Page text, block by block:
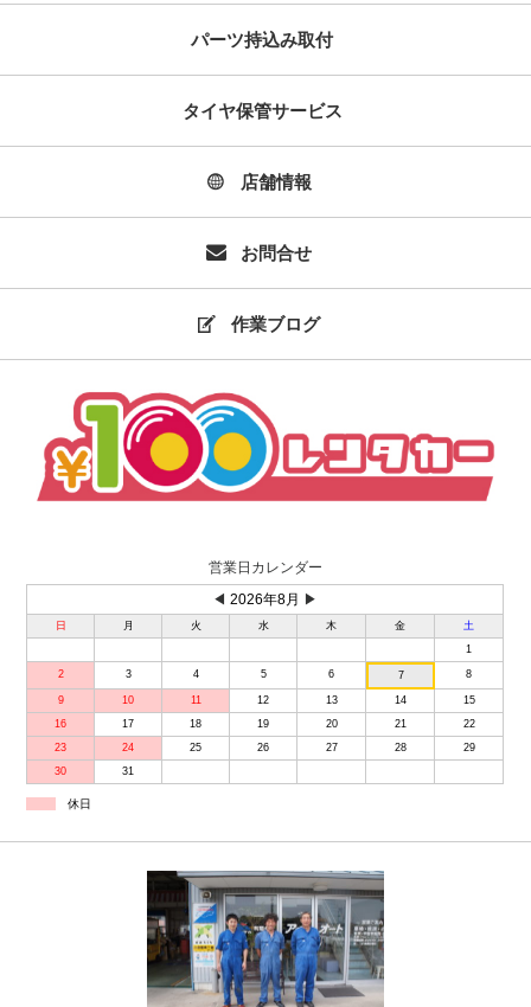
パーツ持込み取付
タイヤ保管サービス
店舗情報
お問合せ
作業ブログ
営業日カレンダー
◀ 2026年8月 ▶
日 月 火 水 木 金
土
1
2 3 4 5 6 7 8
9 10 11 12 13 14
15
16
17 18 19 20 21
22
23
24 25 26 27 28
29
30
31
休日